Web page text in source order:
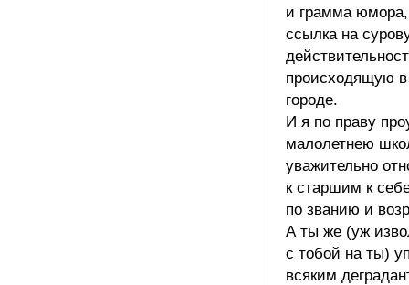
и грамма юмора,
ссылка на
происходящую
городе.
И я по праву
малолетнею
уважительно
к старшим к
по званию и
А ты же (уж
с тобой на ты)
всяким